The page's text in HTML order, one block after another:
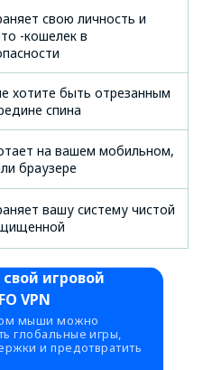
свою личность и
-кошелек в
хотите быть отрезанным
спина
на вашем мобильном,
браузере
вашу систему чистой
игровой
VPN
мыши можно
глобальные игры,
и предотвратить